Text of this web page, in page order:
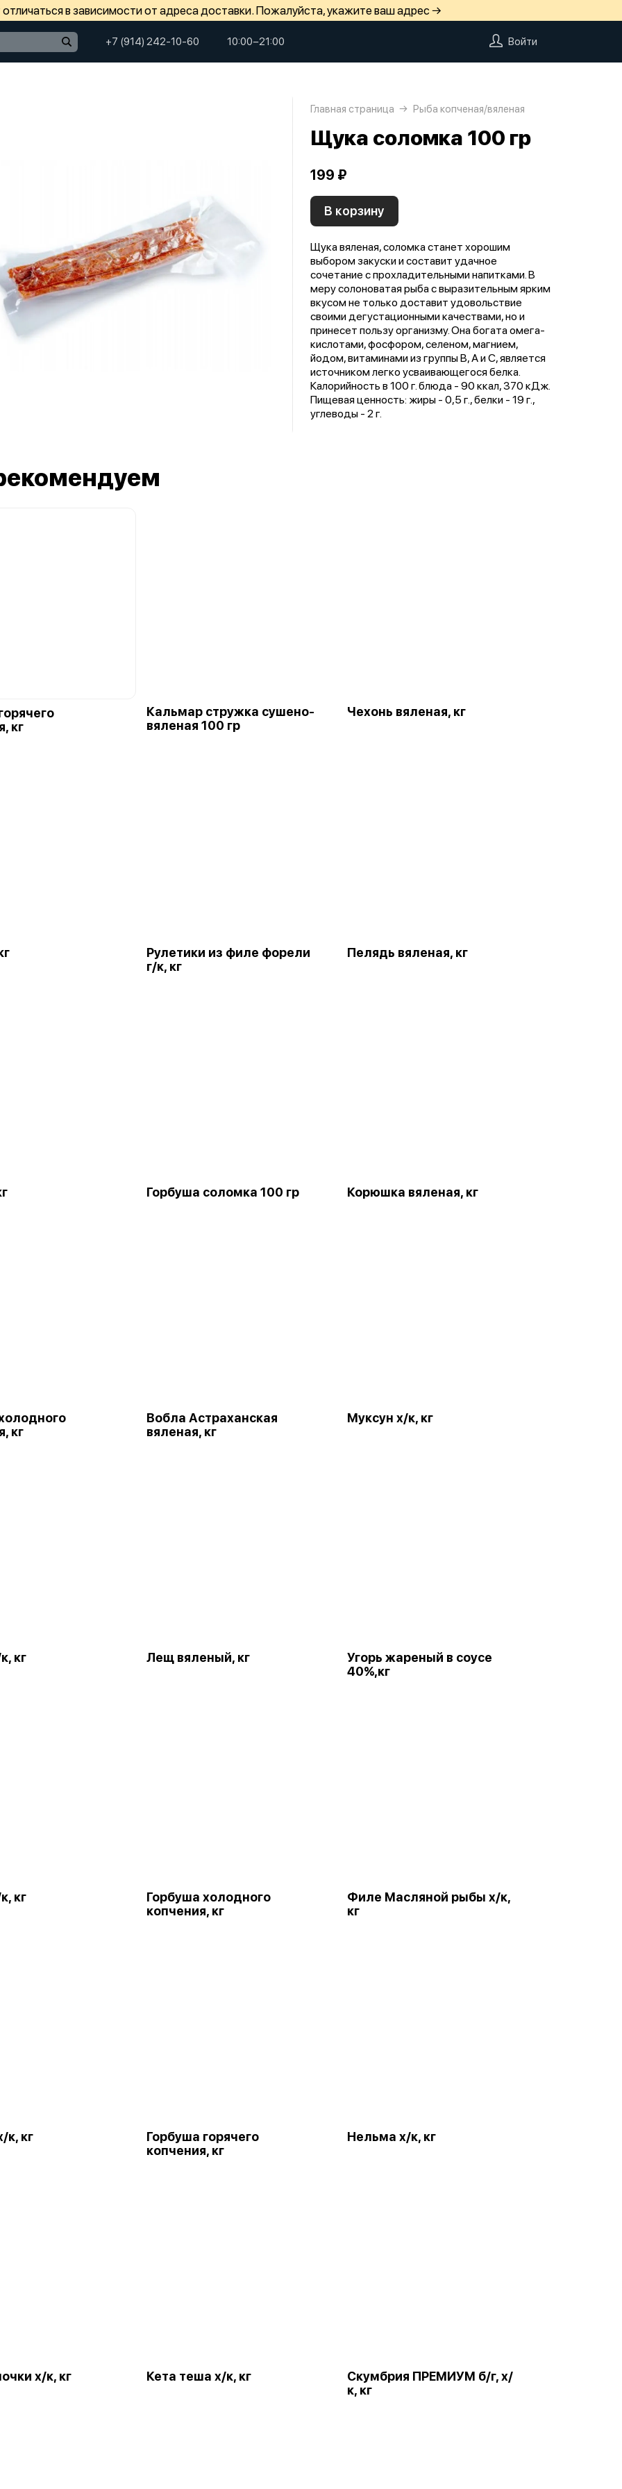
в зависимости от адреса доставки. Пожалуйста, укажите ваш адрес →
+7 (914) 242-10-60 10:00−21:00 Войти
Главная страница Рыба копченая/вяленая
Щука соломка 100 гр
199 ₽
В корзину
Щука вяленая, соломка станет хорошим
выбором закуски и составит удачное
сочетание с прохладительными напитками. В
меру солоноватая рыба с выразительным ярким
вкусом не только доставит удовольствие
своими дегустационными качествами, но и
принесет пользу организму. Она богата омега-
кислотами, фосфором, селеном, магнием,
йодом, витаминами из группы В, А и С, является
источником легко усваивающегося белка.
Калорийность в 100 г. блюда - 90 ккал, 370 кДж.
Пищевая ценность: жиры - 0,5 г., белки - 19 г.,
углеводы - 2 г.
кг
Кальмар стружка сушено-
вяленая 100 гр
Чехонь вяленая, кг
Рулетики из филе форели
г/к, кг
Пелядь вяленая, кг
Горбуша соломка 100 гр Корюшка вяленая, кг
кг
Вобла Астраханская
вяленая, кг
Муксун х/к, кг
кг Лещ вяленый, кг
Угорь жареный в соусе
40%,кг
кг
Горбуша холодного
копчения, кг
Филе Масляной рыбы х/к,
кг
к, кг
Горбуша горячего
копчения, кг
Нельма х/к, кг
х/к, кг Кета теша х/к, кг
Скумбрия ПРЕМИУМ б/г, х/
к, кг